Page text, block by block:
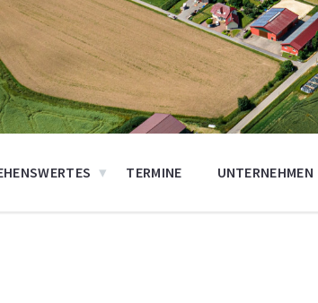
TERMINE UNTERNEHMEN